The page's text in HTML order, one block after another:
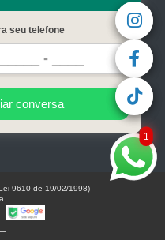
1
seu telefone
conversa
9610 de 19/02/1998)